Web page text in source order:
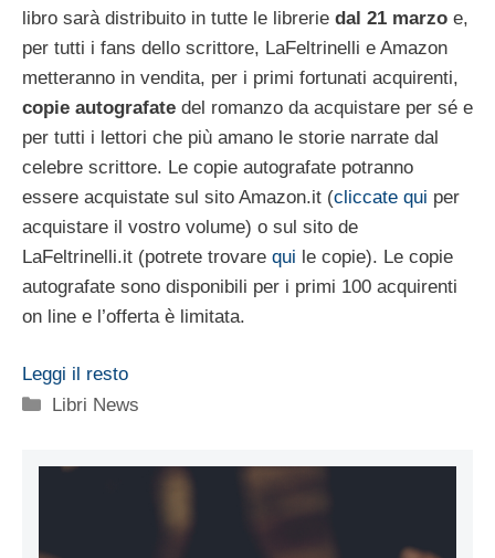
libro sarà distribuito in tutte le librerie dal 21 marzo e,
per tutti i fans dello scrittore, LaFeltrinelli e Amazon
metteranno in vendita, per i primi fortunati acquirenti,
copie autografate del romanzo da acquistare per sé e
per tutti i lettori che più amano le storie narrate dal
celebre scrittore. Le copie autografate potranno
essere acquistate sul sito Amazon.it (cliccate qui per
acquistare il vostro volume) o sul sito de
LaFeltrinelli.it (potrete trovare qui le copie). Le copie
autografate sono disponibili per i primi 100 acquirenti
on line e l’offerta è limitata.
Leggi il resto
Categorie
Libri News